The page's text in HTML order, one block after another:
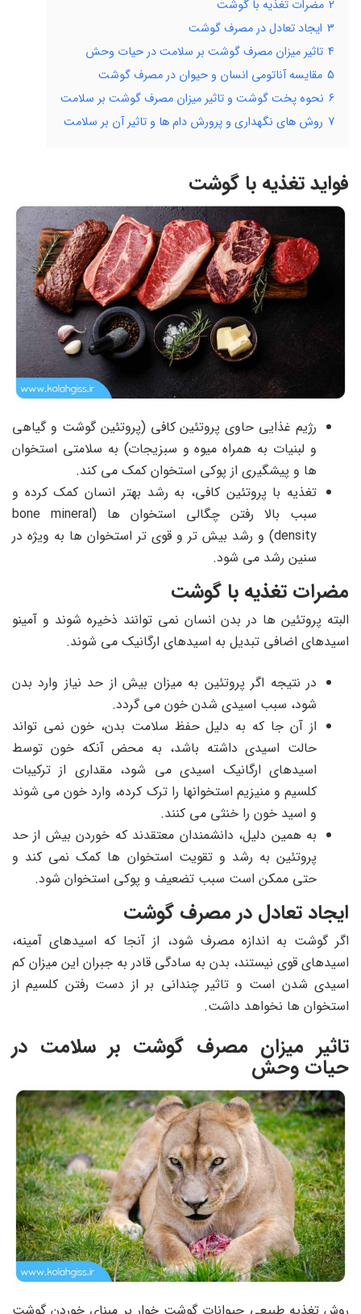
2 مضرات تغذیه با گوشت
3 ایجاد تعادل در مصرف گوشت
4 تاثیر میزان مصرف گوشت بر سلامت در حیات وحش
5 مقایسه آناتومی انسان و حیوان در مصرف گوشت
6 نحوه پخت گوشت و تاثیر میزان مصرف گوشت بر سلامت
7 روش های نگهداری و پرورش دام ها و تاثیر آن بر سلامت
فواید تغذیه با گوشت
رژیم غذایی حاوی پروتئین کافی (پروتئین گوشت و گیاهی
و لبنیات به همراه میوه و سبزیجات) به سلامتی استخوان
ها و پیشگیری از پوکی استخوان کمک می کند.
تغذیه با پروتئین کافی، به رشد بهتر انسان کمک کرده و
سبب بالا رفتن چگالی استخوان ها (bone mineral
density) و رشد بیش تر و قوی تر استخوان ها به ویژه در
سنین رشد می شود.
مضرات تغذیه با گوشت
البته پروتئین ها در بدن انسان نمی توانند ذخیره شوند و آمینو
اسیدهای اضافی تبدیل به اسیدهای ارگانیک می شوند.
در نتیجه اگر پروتئین به میزان بیش از حد نیاز وارد بدن
شود، سبب اسیدی شدن خون می گردد.
از آن جا که به دلیل حفظ سلامت بدن، خون نمی تواند
حالت اسیدی داشته باشد، به محض آنکه خون توسط
اسیدهای ارگانیک اسیدی می شود، مقداری از ترکیبات
کلسیم و منیزیم استخوانها را ترک کرده، وارد خون می شوند
و اسید خون را خنثی می کنند.
به همین دلیل، دانشمندان معتقدند که خوردن بیش از حد
پروتئین به رشد و تقویت استخوان ها کمک نمی کند و
حتی ممکن است سبب تضعیف و پوکی استخوان شود.
ایجاد تعادل در مصرف گوشت
اگر گوشت به اندازه مصرف شود، از آنجا که اسیدهای آمینه،
اسیدهای قوی نیستند، بدن به سادگی قادر به جبران این میزان کم
اسیدی شدن است و تاثیر چندانی بر از دست رفتن کلسیم از
استخوان ها نخواهد داشت.
تاثیر میزان مصرف گوشت بر سلامت در
حیات وحش